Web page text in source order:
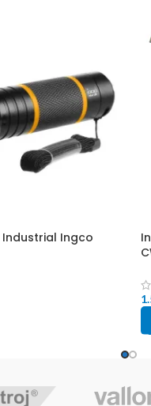
Ingco